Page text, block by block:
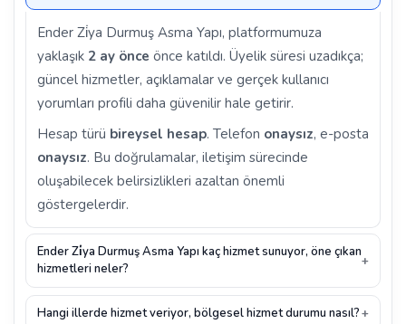
Ender Zi̇ya Durmuş Asma Yapı, platformumuza
yaklaşık 2 ay önce önce katıldı. Üyelik süresi uzadıkça;
güncel hizmetler, açıklamalar ve gerçek kullanıcı
yorumları profili daha güvenilir hale getirir.
Hesap türü bireysel hesap. Telefon onaysız, e-posta
onaysız. Bu doğrulamalar, iletişim sürecinde
oluşabilecek belirsizlikleri azaltan önemli
göstergelerdir.
Ender Zi̇ya Durmuş Asma Yapı kaç hizmet sunuyor, öne çıkan
hizmetleri neler?
Hangi illerde hizmet veriyor, bölgesel hizmet durumu nasıl?